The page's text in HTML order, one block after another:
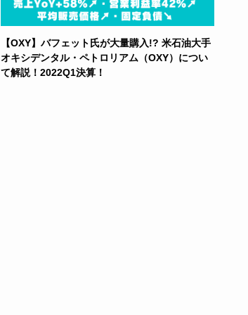
【OXY】バフェット氏が大量購入!? 米石油大手
オキシデンタル・ペトロリアム（OXY）につい
て解説！2022Q1決算！